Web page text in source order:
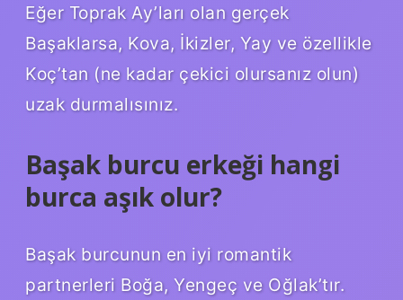
Eğer Toprak Ay’ları olan gerçek
Başaklarsa, Kova, İkizler, Yay ve özellikle
Koç’tan (ne kadar çekici olursanız olun)
uzak durmalısınız.
Başak burcu erkeği hangi
burca aşık olur?
Başak burcunun en iyi romantik
partnerleri Boğa, Yengeç ve Oğlak’tır.